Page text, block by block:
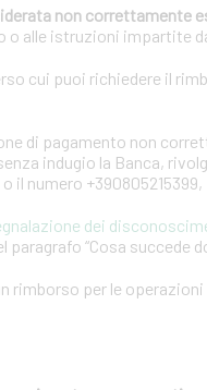
non correttamente
o alle istruzioni impartite
cui puoi richiedere il
di pagamento non
indugio la Banca,
il numero
dei
“Cosa succede
rimborso per le